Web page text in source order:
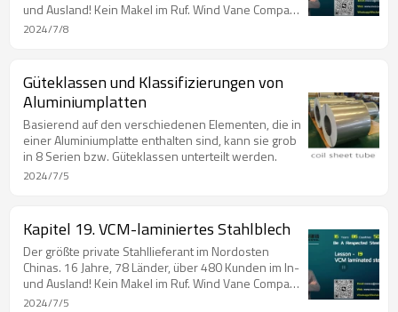
und Ausland! Kein Makel im Ruf. Wind Vane Company
mit Preis in den Mainstream-Medien. Unternehmen,
Chinese Northeast Steel Structure Union ist. Chinas
Top 20-Lieferanten für beschichteten Stahl im Jahr
2019. Chinas Top 100-Lieferanten für Stahl im Jahr
2020. Chinas Top 30-Lieferanten für beschichteten
2024/7/8
Güteklassen und Klassifizierungen von
Aluminiumplatten
Basierend auf den verschiedenen Elementen, die in
einer Aluminiumplatte enthalten sind, kann sie grob
in 8 Serien bzw. Güteklassen unterteilt werden.
2024/7/5
Kapitel 19. VCM-laminiertes Stahlblech
Der größte private Stahllieferant im Nordosten
Chinas. 16 Jahre, 78 Länder, über 480 Kunden im In-
und Ausland! Kein Makel im Ruf. Wind Vane Company
mit Preis in den Mainstream-Medien. Unternehmen,
2024/7/5